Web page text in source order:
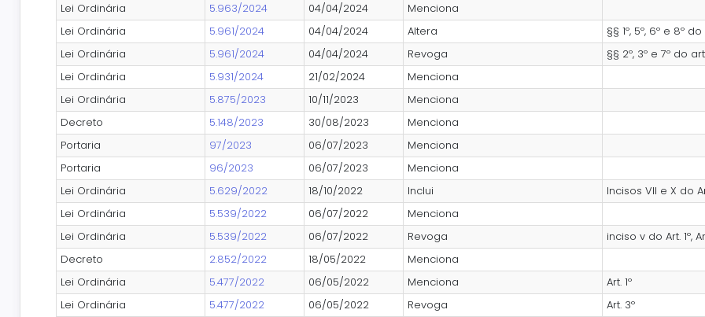
Lei Ordinária
5.963/2024 04/04/2024
Menciona
Lei Ordinária
5.961/2024 04/04/2024 Altera
§§ 1º, 5º, 6º e 8º do
Lei Ordinária
5.961/2024 04/04/2024 Revoga
§§ 2º, 3º e 7º do
Lei Ordinária
5.931/2024 21/02/2024
Menciona
Lei Ordinária
5.875/2023 10/11/2023
Menciona
Decreto
5.148/2023 30/08/2023
Menciona
Portaria
97/2023 06/07/2023
Menciona
Portaria
96/2023 06/07/2023
Menciona
Lei Ordinária
5.629/2022 18/10/2022 Inclui
Incisos VII e X do
Lei Ordinária
5.539/2022 06/07/2022
Menciona
Lei Ordinária
5.539/2022 06/07/2022 Revoga
inciso v do Art. 1º,
Decreto
2.852/2022 18/05/2022
Menciona
Lei Ordinária
5.477/2022 06/05/2022 Menciona
Art. 1º
Lei Ordinária
5.477/2022 06/05/2022 Revoga
Art. 3º